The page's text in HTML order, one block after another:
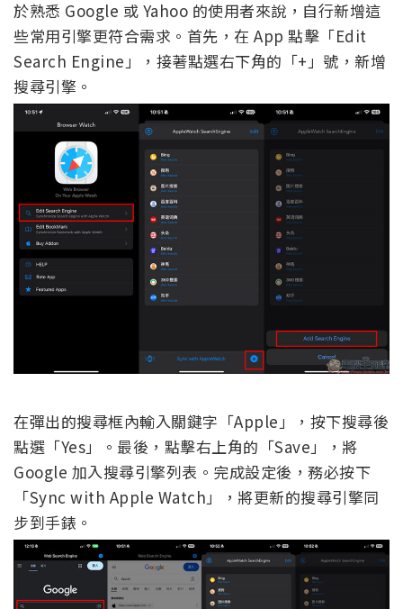
於熟悉 Google 或 Yahoo 的使用者來說，自行新增這
些常用引擎更符合需求。首先，在 App 點擊「Edit
Search Engine」，接著點選右下角的「+」號，新增
搜尋引擎。
在彈出的搜尋框內輸入關鍵字「Apple」，按下搜尋後
點選「Yes」。最後，點擊右上角的「Save」，將
Google 加入搜尋引擎列表。完成設定後，務必按下
「Sync with Apple Watch」，將更新的搜尋引擎同
步到手錶。